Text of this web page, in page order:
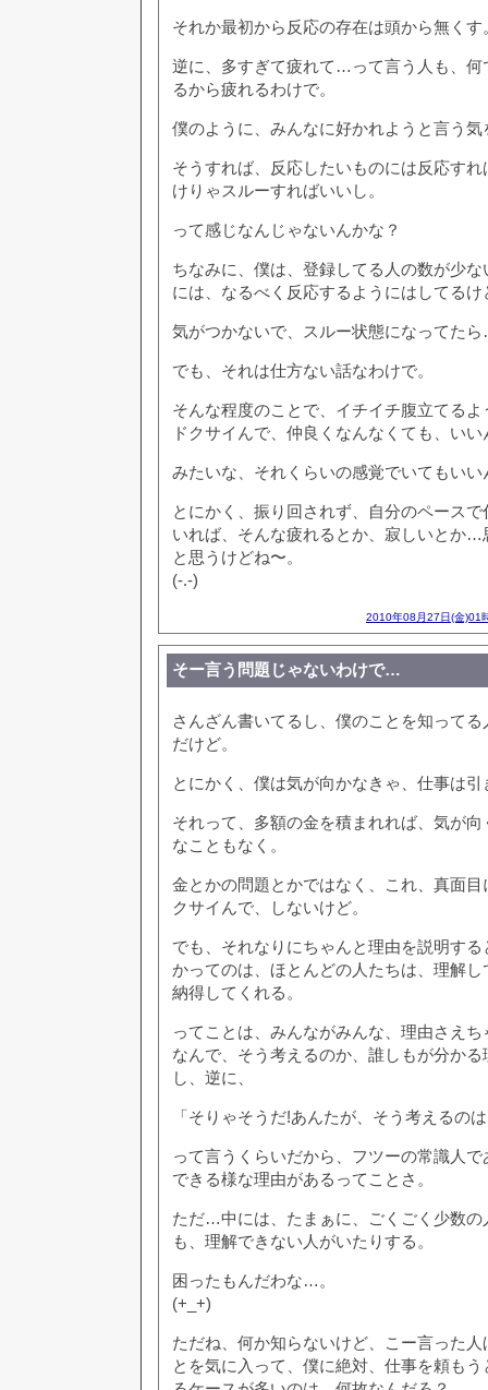
それか最初から反応の存在は頭から無くす
逆に、多すぎて疲れて…って言う人も、何
るから疲れるわけで。
僕のように、みんなに好かれようと言う気
そうすれば、反応したいものには反応す
けりゃスルーすればいいし。
って感じなんじゃないんかな？
ちなみに、僕は、登録してる人の数が少
には、なるべく反応するようにはしてるけ
気がつかないで、スルー状態になってた
でも、それは仕方ない話なわけで。
そんな程度のことで、イチイチ腹立てる
ドクサイんで、仲良くなんなくても、いい
みたいな、それくらいの感覚でいてもい
とにかく、振り回されず、自分のペース
いれば、そんな疲れるとか、寂しいとか…
と思うけどね〜。
(-.-)
2010年08月27日(金)01
そー言う問題じゃないわけで…
さんざん書いてるし、僕のことを知って
だけど。
とにかく、僕は気が向かなきゃ、仕事は
それって、多額の金を積まれれば、気が
なこともなく。
金とかの問題とかではなく、これ、真面
クサイんで、しないけど。
でも、それなりにちゃんと理由を説明す
かってのは、ほとんどの人たちは、理解
納得してくれる。
ってことは、みんながみんな、理由さえ
なんで、そう考えるのか、誰しもが分か
し、逆に、
「そりゃそうだ!あんたが、そう考えるの
って言うくらいだから、フツーの常識人
できる様な理由があるってことさ。
ただ…中には、たまぁに、ごくごく少数の
も、理解できない人がいたりする。
困ったもんだわな…。
(+_+)
ただね、何か知らないけど、こー言った
とを気に入って、僕に絶対、仕事を頼も